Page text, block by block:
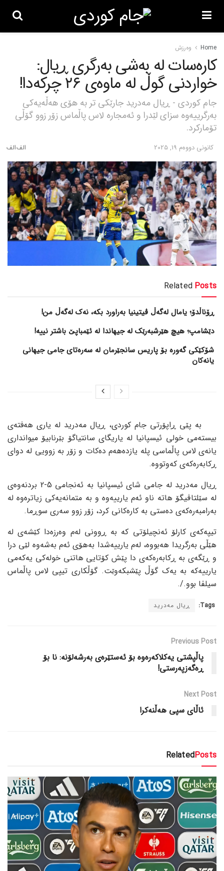
Home وەرزش
کارەسات لە بەشی بەرگری ڕیال:
خواردنی گوڵ لە ماوەی ٢٦ چرکەدا!
جام کوردی - ڕیال مەدرید جارێکی تر بە هۆی هەڵەیەکی
بەرگرییەوە سزای لێدرا و ئەمجارە لاس پاڵماس زۆر زوو گۆڵی
تۆمارکرد.
كانونی دووه‌م 19, 2025
Related Posts
ڕۆناڵدۆ؛ یامال لەگەڵ ڤیتینیا بەراورد بکە، نەک لەگەڵ من!
دێشامپ؛ هیچ هێرشبەرێک لە جیهاندا لە ئێمباپێ باشتر نییە!
شۆکێکی گەورە بۆ پاریس سانجێرمان لە سەرەتای جامی جیهانی
یانەکان
بە پێی ڕاپۆرتی جام کوردی، ڕیال مەدرید لە یاری هەفتەی
بیستەمی خولی ئیسپانیا لە یاریگای سانتیاگۆ بێرنابیۆ میوانداری
یانەی لاس پاڵماسی پلە یازدەهەم دەکات و زۆر بە زوویی لە دوای
ڕکابەرەکەی کەوتووە.
ڕیال مەدرید لە جامی شای ئیسپانیا بە ئەنجامی 5-2 بردنەوەی
لە سێلتاڤیگۆ هاتە ناو ئەم یارییەوە و بە متمانەیەکی زیاترەوە لە
بەرامبەرەکەی دەستی بە کارەکانی کرد، زۆر زوو سەری سوڕما.
تیپەکەی کارلۆ ئەنچیلۆتی کە بە ڕوونی لەم وەرزەدا کێشەی لە
هێڵی بەرگریدا هەبووە، لەم یارییەشدا بەهۆی ئەم بەشەوە لێی درا
و ڕێگەی بە ڕکابەرەکەی دا پێش کۆتایی هاتنی خولەکی یەکەمی
یارییەکە بە یەک گۆڵ پێشبکەوێت. گۆڵکاری تیپی لاس پاڵماس
سیلڤا بوو./.
Tags: ڕیال مەدرید
Previous Post
پاڵپشتی یەکلاکەرەوە بۆ ئەستێرەی بەرشەلۆنە: نا بۆ
ڕەگەزپەرستی!
Next Post
ئاڵای سپی هەڵنەکرا
RelatedPosts